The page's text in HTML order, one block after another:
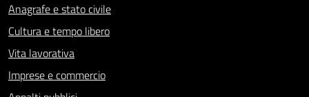
Anagrafe e stato civile
Cultura e tempo libero
Vita lavorativa
Imprese e commercio